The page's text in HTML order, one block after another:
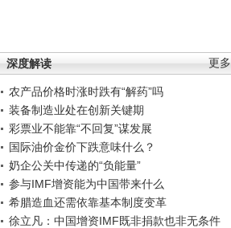
更多
深度解读
农产品价格时涨时跌有“解药”吗
装备制造业处在创新关键期
彩票业不能靠“不回复”谋发展
国际油价金价下跌意味什么？
奶企公关中传递的“负能量”
参与IMF增资能为中国带来什么
希腊造血还需依靠基本制度变革
徐立凡：中国增资IMF既非捐款也非无条件